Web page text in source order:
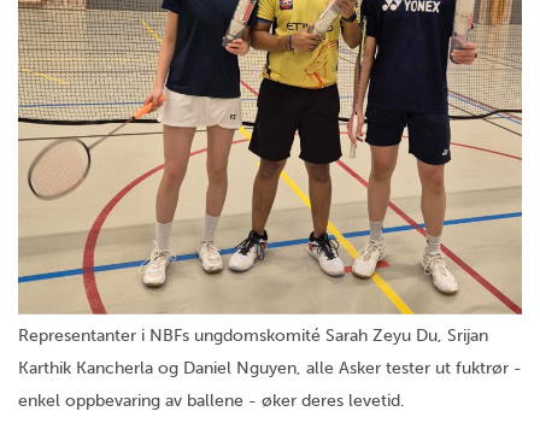
Representanter i NBFs ungdomskomité Sarah Zeyu Du, Srijan
Karthik Kancherla og Daniel Nguyen, alle Asker tester ut fuktrør -
enkel oppbevaring av ballene - øker deres levetid.